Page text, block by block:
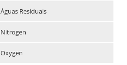
Águas Residuais
Nitrogen
Oxygen